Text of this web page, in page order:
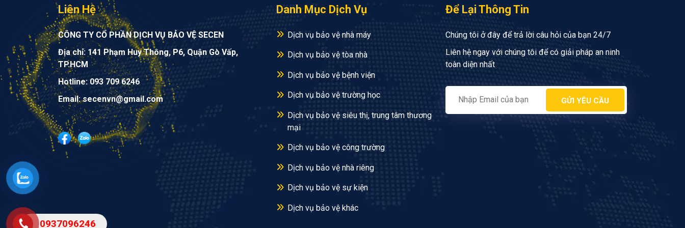
Liên Hệ
CÔNG TY CỔ PHẦN DỊCH VỤ BẢO VỆ SECEN
Địa chỉ: 141 Phạm Huy Thông, P6, Quận Gò Vấp,
TP.HCM
Hotline: 093 709 6246
Email: secenvn@gmail.com
Danh Mục Dịch Vụ
Dịch vụ bảo vệ nhà máy
Dịch vụ bảo vệ tòa nhà
Dịch vụ bảo vệ bệnh viện
Dịch vụ bảo vệ trường học
Dịch vụ bảo vệ siêu thị, trung tâm thương
mại
Dịch vụ bảo vệ công trường
Dịch vụ bảo vệ nhà riêng
Dịch vụ bảo vệ sự kiện
Dịch vụ bảo vệ khác
Để Lại Thông Tin
Chúng tôi ở đây để trả lời câu hỏi của bạn 24/7
Liên hệ ngay với chúng tôi để có giải pháp an ninh
toàn diện nhất
GỬI YÊU CẦU
0937096246